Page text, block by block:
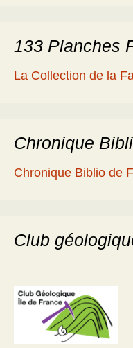
133 Planches
La Collection de la
Chronique
Chronique Biblio de
Club